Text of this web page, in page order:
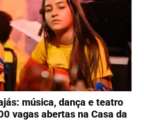
música, dança e teatro
vagas abertas na Casa da